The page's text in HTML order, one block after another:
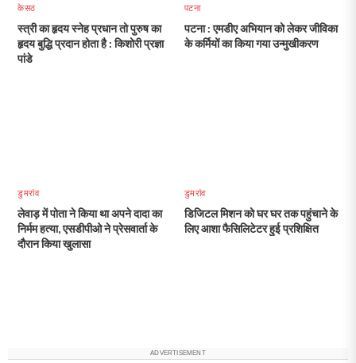
केसठ
स्त्री का हृदय स्नेह प्रधान तो पुरुष का
हृदय बुद्धि प्रदान होता है : किशोरी प्रज्ञा
पांडे
पटना
पटना : एमडीए अभियान को लेकर जीविका
के कर्मियों का किया गया उन्मुखीकरण
डुमरांव
लेवाड़ में पोता ने किया था अपने दादा का
निर्मम हत्या, एसडीपीओ ने प्रेसवार्ता के
दौरान किया खुलासा
डुमरांव
डिजिटल मिशन को घर घर तक पहुंचाने के
लिए आशा फैसिलिटेटर हुई प्रशिक्षित
ADVERTISEMENT